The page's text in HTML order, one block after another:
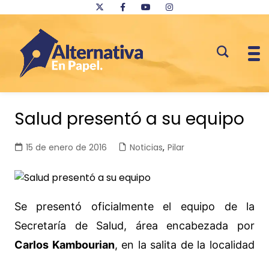
contenido
Salud presentó a su equipo
15 de enero de 2016 Noticias, Pilar
Se presentó oficialmente el equipo de la
Secretaría de Salud, área encabezada por
Carlos Kambourian, en la salita de la localidad